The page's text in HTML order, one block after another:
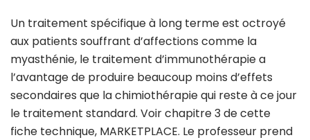
Un traitement spécifique à long terme est octroyé
aux patients souffrant d’affections comme la
myasthénie, le traitement d’immunothérapie a
l’avantage de produire beaucoup moins d’effets
secondaires que la chimiothérapie qui reste à ce jour
le traitement standard. Voir chapitre 3 de cette
fiche technique, MARKETPLACE. Le professeur prend